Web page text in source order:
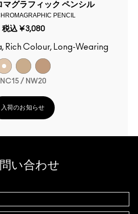
マグラフィック ペンシル
PENCIL
税込 ¥3,080
Rich Colour, Long-Wearing
NC15 / NW20
入荷のお知らせ
い合わせ